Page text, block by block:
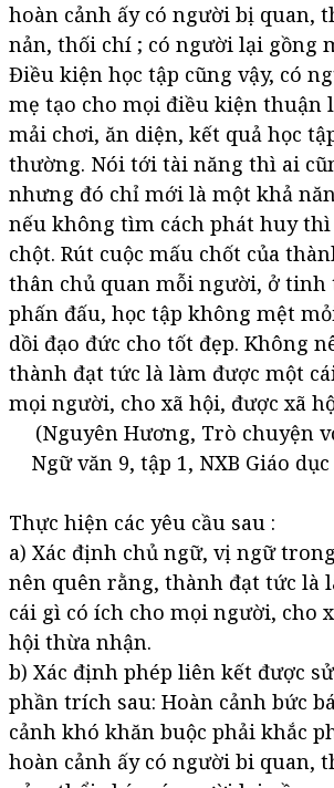
hoàn cảnh ấy có người bị quan,
nản, thối chí ; có người lại gồng
Điều kiện học tập cũng vậy, có
mẹ tạo cho mọi điều kiện thuận
mải chơi, ăn diện, kết quả học
thường. Nói tới tài năng thì ai
nhưng đó chỉ mới là một khả
nếu không tìm cách phát huy
chột. Rút cuộc mấu chốt của
thân chủ quan mỗi người, ở
phấn đấu, học tập không mệt
dồi đạo đức cho tốt đẹp. Không
thành đạt tức là làm được một
mọi người, cho xã hội, được xã
(Nguyên Hương, Trò chuyện
Ngữ văn 9, tập 1, NXB Giáo
Thực hiện các yêu cầu sau :
a) Xác định chủ ngữ, vị ngữ
nên quên rằng, thành đạt tức là
cái gì có ích cho mọi người, cho
hội thừa nhận.
b) Xác định phép liên kết được
phần trích sau: Hoàn cảnh bức
cảnh khó khăn buộc phải khắc
hoàn cảnh ấy có người bi quan,